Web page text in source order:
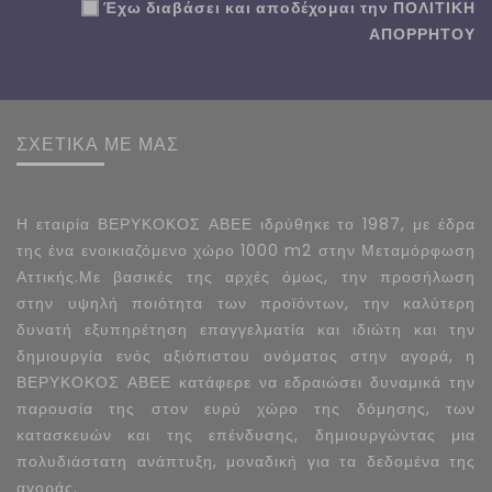
Έχω διαβάσει και αποδέχομαι την ΠΟΛΙΤΙΚΗ
ΑΠΟΡΡΗΤΟΥ
ΣΧΕΤΙΚΑ ΜΕ ΜΑΣ
Η εταιρία ΒΕΡΥΚΟΚΟΣ ΑΒΕΕ ιδρύθηκε το 1987, με έδρα
της ένα ενοικιαζόμενο χώρο 1000 m2 στην Μεταμόρφωση
Αττικής.Με βασικές της αρχές όμως, την προσήλωση
στην υψηλή ποιότητα των προϊόντων, την καλύτερη
δυνατή εξυπηρέτηση επαγγελματία και ιδιώτη και την
δημιουργία ενός αξιόπιστου ονόματος στην αγορά, η
ΒΕΡΥΚΟΚΟΣ ΑΒΕΕ κατάφερε να εδραιώσει δυναμικά την
παρουσία της στον ευρύ χώρο της δόμησης, των
κατασκευών και της επένδυσης, δημιουργώντας μια
πολυδιάστατη ανάπτυξη, μοναδική για τα δεδομένα της
αγοράς.